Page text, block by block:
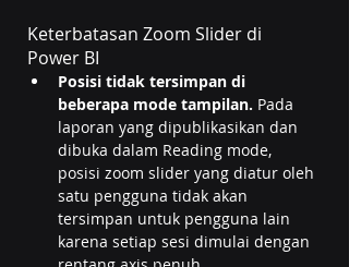
Keterbatasan Zoom Slider di
Power BI
Posisi tidak tersimpan di
beberapa mode tampilan. Pada
laporan yang dipublikasikan dan
dibuka dalam Reading mode,
posisi zoom slider yang diatur oleh
satu pengguna tidak akan
tersimpan untuk pengguna lain
karena setiap sesi dimulai dengan